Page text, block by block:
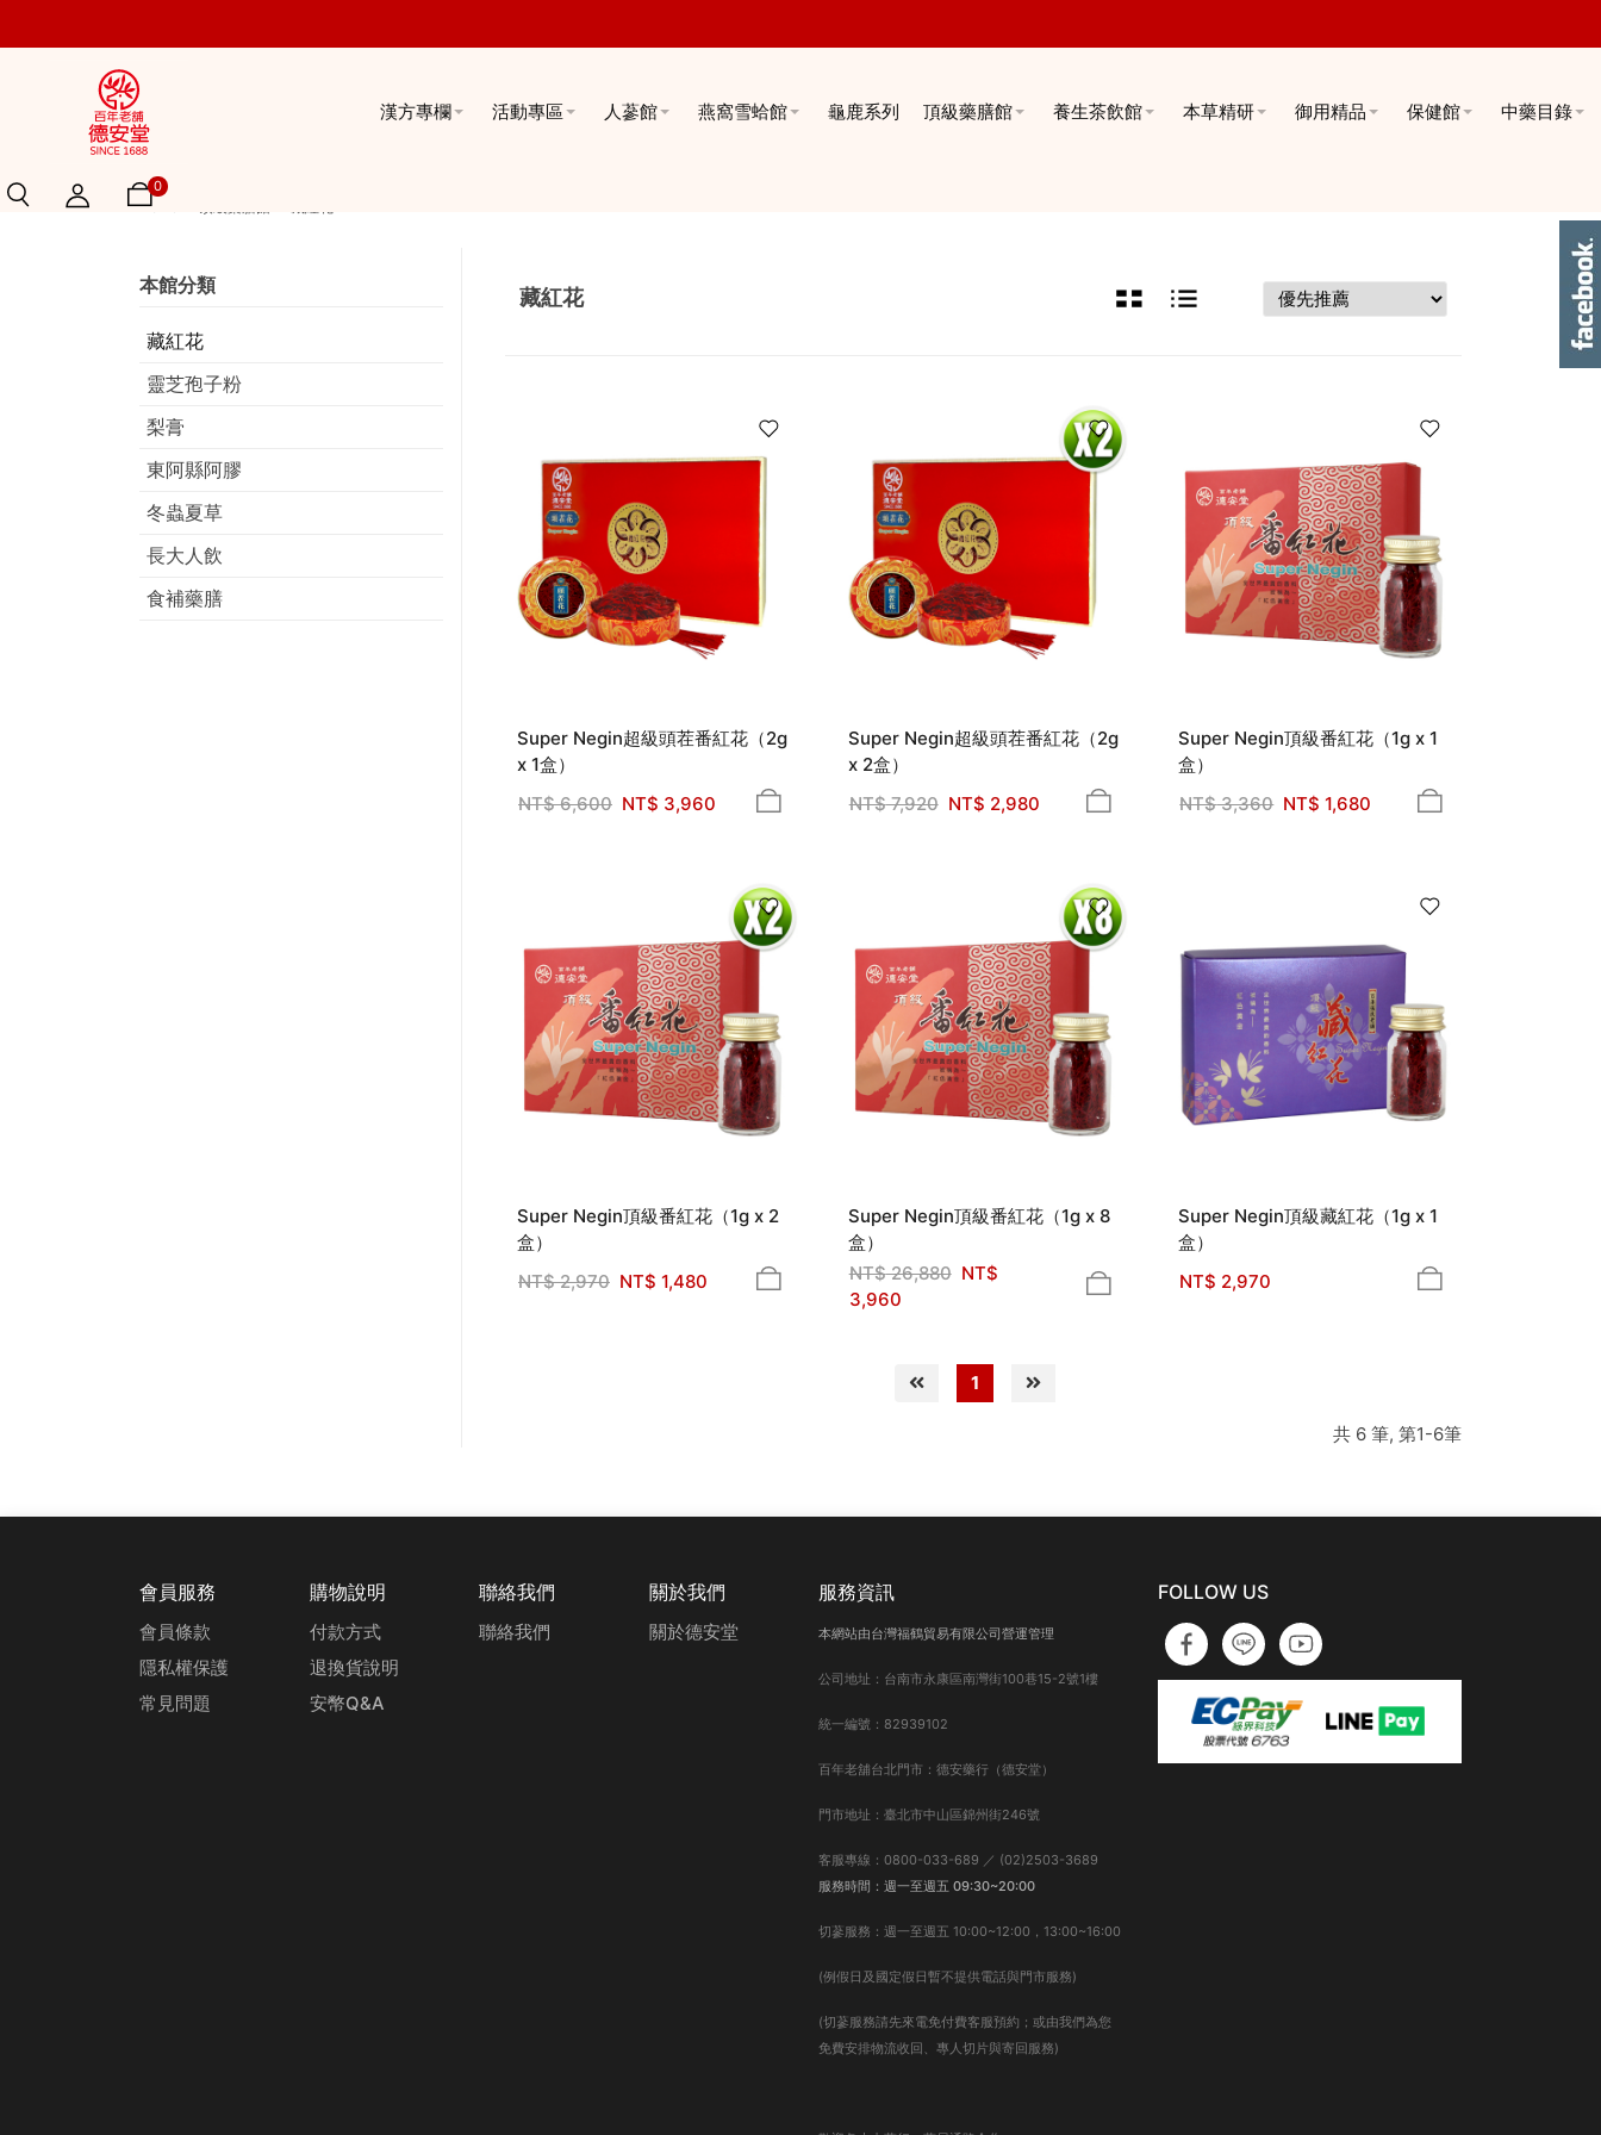
漢方專欄 活動專區 人蔘館 燕窩雪蛤館 龜鹿系列 頂級藥膳館 養生茶飲館 本草精研 御用精品 保健館 中藥目錄
0
Home
本館分類
藏紅花
靈芝孢子粉
梨膏
東阿縣阿膠
冬蟲夏草
長大人飲
食補藥膳
藏紅花
Super Negin超級頭茬番紅花（2g
x 1盒）
NT$6,600 NT$ 3,960
Super Negin超級頭茬番紅花（2g
x 2盒）
NT$7,920 NT$ 2,980
Super Negin頂級番紅花（1g x 1
盒）
NT$3,360 NT$ 1,680
Super Negin頂級番紅花（1g x 2
盒）
NT$2,970 NT$ 1,480
Super Negin頂級番紅花（1g x 8
盒）
NT$26,880 NT$
3,960
Super Negin頂級藏紅花（1g x 1
盒）
NT$ 2,970
1
共 6 筆, 第1-6筆
會員服務
會員條款
隱私權保護
常見問題
購物說明
付款方式
退換貨說明
安幣Q&A
聯絡我們
聯絡我們
關於我們
關於德安堂
服務資訊
本網站由台灣福鶴貿易有限公司營運管理
公司地址：台南市永康區南灣街100巷15-2號1樓
統一編號：82939102
百年老舖台北門市：德安藥行（德安堂）
門市地址：臺北市中山區錦州街246號
客服專線：0800-033-689 ／ (02)2503-3689
服務時間：週一至週五 09:30~20:00
切蔘服務：週一至週五 10:00~12:00，13:00~16:00
(例假日及國定假日暫不提供電話與門市服務)
(切蔘服務請先來電免付費客服預約；或由我們為您
免費安排物流收回、專人切片與寄回服務)
FOLLOW US